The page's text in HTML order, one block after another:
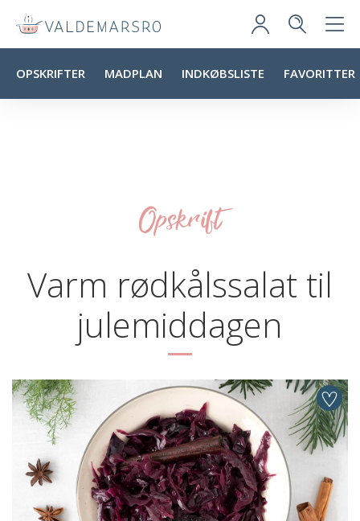
OPSKRIFTER MADPLAN INDKØBSLISTE FAVORITTER
Opskrift
Varm rødkålssalat til
julemiddagen